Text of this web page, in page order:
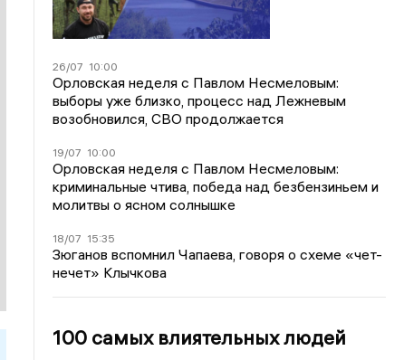
26/07 10:00
Орловская неделя с Павлом Несмеловым:
выборы уже близко, процесс над Лежневым
возобновился, СВО продолжается
19/07 10:00
Орловская неделя с Павлом Несмеловым:
криминальные чтива, победа над безбензиньем и
молитвы о ясном солнышке
18/07 15:35
Зюганов вспомнил Чапаева, говоря о схеме «чет-
нечет» Клычкова
100 самых влиятельных людей